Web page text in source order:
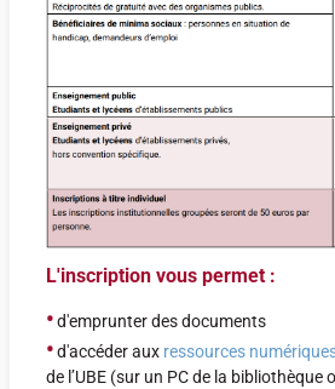
L'inscription vous permet :
•d'emprunter des documents
•d'accéder aux ressources
de l’UBE (sur un PC de la bibliothèque